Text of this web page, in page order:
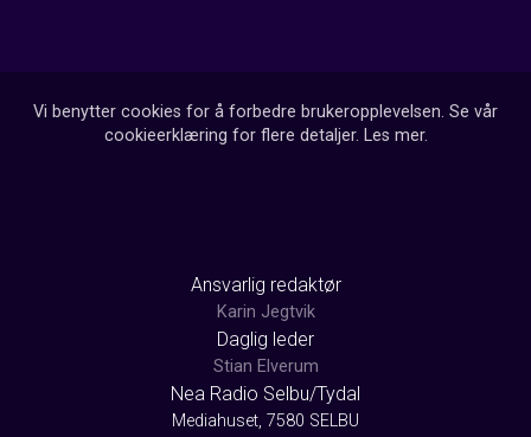
Vi benytter cookies for å forbedre brukeropplevelsen. Se vår
cookieerklæring for flere detaljer. Les mer.
Ansvarlig redaktør
Karin Jegtvik
Daglig leder
Stian Elverum
Nea Radio Selbu/Tydal
Mediahuset, 7580 SELBU